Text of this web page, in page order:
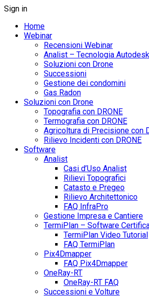
Sign in
Home
Webinar
Recensioni Webinar
Analist – Tecnologia Autodesk
Soluzioni con Drone
Successioni
Gestione dei condomini
Gas Radon
Soluzioni con Drone
Topografia con DRONE
Termografia con DRONE
Agricoltura di Precisione con
Rilievo Incidenti con DRONE
Software
Analist
Casi d’Uso Analist
Rilievi Topografici
Catasto e Pregeo
Rilievo Architettonico
FAQ InfraPro
Gestione Impresa e Cantiere
TermiPlan – Software
TermiPlan Video Tutorial
FAQ TermiPlan
Pix4Dmapper
FAQ Pix4Dmapper
OneRay-RT
OneRay-RT FAQ
Successioni e Volture